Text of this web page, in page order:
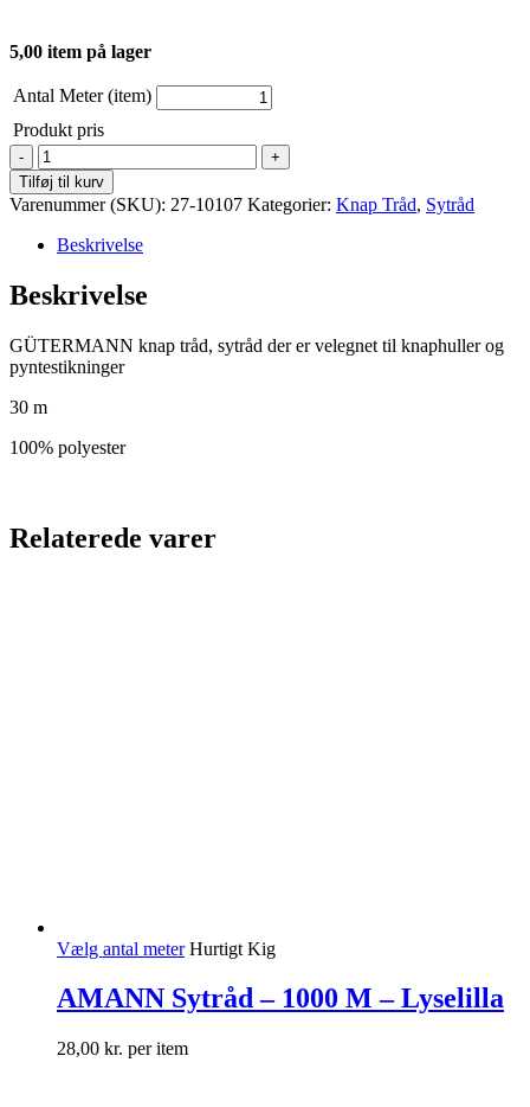
5,00 item på lager
Antal Meter (item)
Produkt pris
GÜTERMANN
-
Knap
Tråd
-
Lyse
Grøn
antal
Tilføj til kurv
Varenummer (SKU): 27-10107 Kategorier: Knap Tråd, Sytråd
Beskrivelse
Beskrivelse
GÜTERMANN knap tråd, sytråd der er velegnet til knaphuller og
pyntestikninger
30 m
100% polyester
Relaterede varer
Vælg antal meter Hurtigt Kig
AMANN Sytråd – 1000 M – Lyselilla
28,00 kr. per item